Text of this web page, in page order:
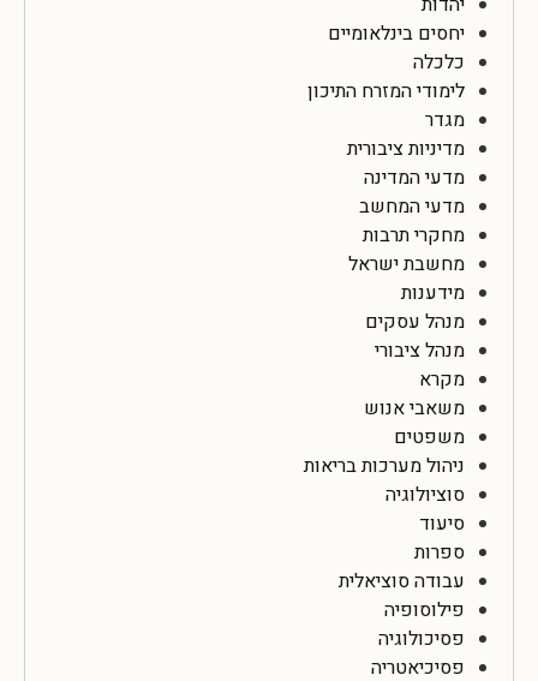
יחסים בינלאומיים
כלכלה
לימודי המזרח התיכון
מגדר
מדיניות ציבורית
מדעי המדינה
מדעי המחשב
מחקרי תרבות
מחשבת ישראל
מידענות
מנהל עסקים
מנהל ציבורי
מקרא
משאבי אנוש
משפטים
ניהול מערכות בריאות
סוציולוגיה
סיעוד
ספרות
עבודה סוציאלית
פילוסופיה
פסיכולוגיה
פסיכיאטריה